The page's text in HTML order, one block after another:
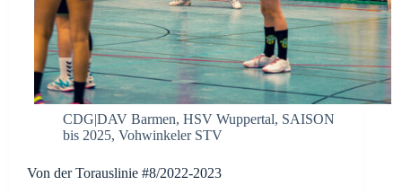
CDG|DAV Barmen, HSV Wuppertal, SAISON
bis 2025, Vohwinkeler STV
Von der Torauslinie #8/2022-2023